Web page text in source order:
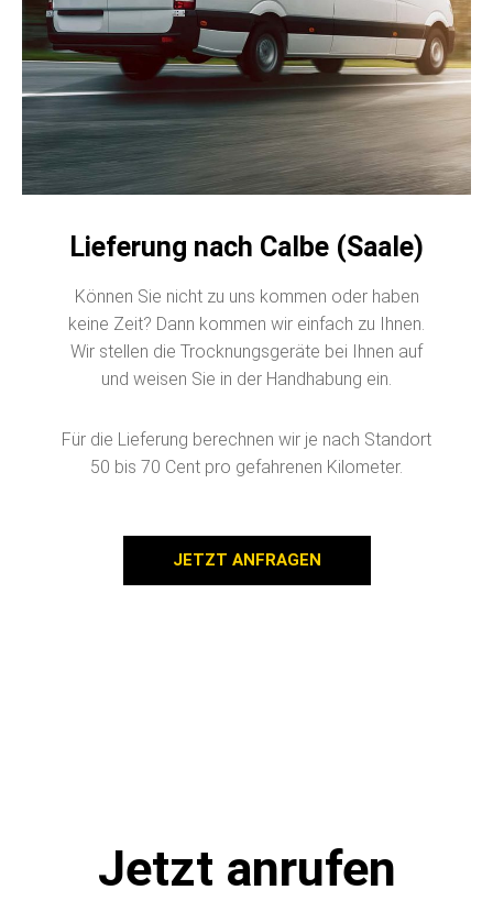
Lieferung nach Calbe (Saale)
Können Sie nicht zu uns kommen oder haben
keine Zeit? Dann kommen wir einfach zu Ihnen.
Wir stellen die Trocknungsgeräte bei Ihnen auf
und weisen Sie in der Handhabung ein.
Für die Lieferung berechnen wir je nach Standort
50 bis 70 Cent pro gefahrenen Kilometer.
JETZT ANFRAGEN
Jetzt anrufen